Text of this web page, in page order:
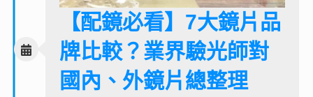
【配鏡必看】7大鏡片品
牌比較？業界驗光師對
國內、外鏡片總整理